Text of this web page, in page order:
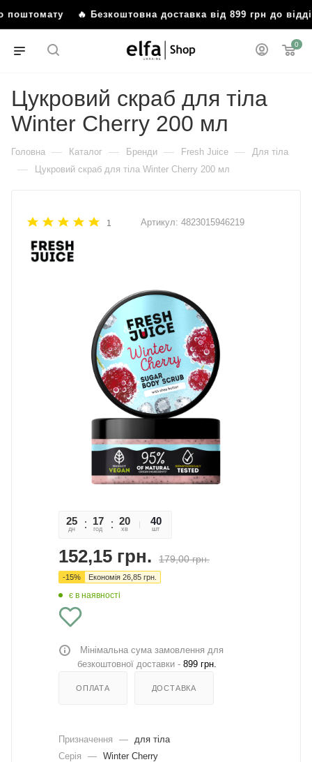
поштомату 🔥 Безкоштовна доставка від 899 грн до
0
Цукровий скраб для тіла
Winter Cherry 200 мл
Головна — Каталог — Бренди — Fresh Juice — Для тіла
— Цукровий скраб для тіла Winter Cherry 200 мл
1 Артикул: 4823015946219
25
дн
17
год
20
хв
46
сек
40
шт
152,15 грн. 179,00грн.
-15% Економія 26,85 грн.
є в наявності
Мінімальна сума замовлення для
безкоштовної доставки - 899 грн.
ОПЛАТА ДОСТАВКА
Призначення —
для тіла
Серія
— Winter Cherry